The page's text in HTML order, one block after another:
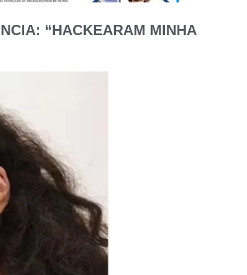
“HACKEARAM MINHA